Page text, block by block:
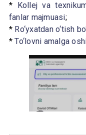
* Kollej va
fanlar majmuasi;
* Ro‘yxatdan o‘tish
*To‘lovni amalga